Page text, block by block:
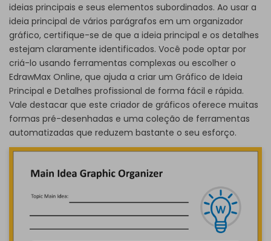
ideias principais e seus elementos subordinados. Ao usar a
ideia principal de vários parágrafos em um organizador
gráfico, certifique-se de que a ideia principal e os detalhes
estejam claramente identificados. Você pode optar por
criá-lo usando ferramentas complexas ou escolher o
EdrawMax Online, que ajuda a criar um Gráfico de Ideia
Principal e Detalhes profissional de forma fácil e rápida.
Vale destacar que este criador de gráficos oferece muitas
formas pré-desenhadas e uma coleção de ferramentas
automatizadas que reduzem bastante o seu esforço.